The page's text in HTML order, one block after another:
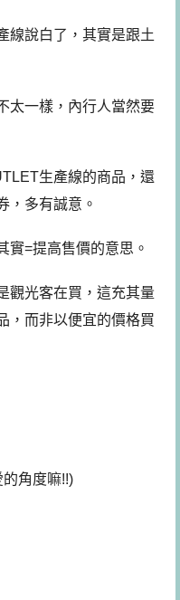
線說白了，其實是跟土
太一樣，內行人當然要
生產線的商品，還
，多有誠意。
實=提高售價的意思。
觀光客在買，這充其量
，而非以便宜的價格買
角度嘛!!)